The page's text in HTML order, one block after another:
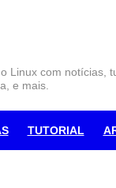
Linux com notícias,
e mais.
TUTORIAL